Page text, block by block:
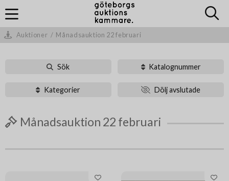
Auktioner / Månadsauktion 22 februari
Sök Katalognummer
Kategorier Dölj avslutade
Månadsauktion 22 februari